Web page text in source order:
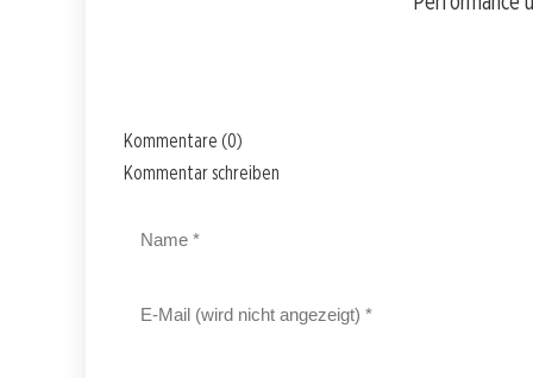
Kommentare (0)
Kommentar schreiben